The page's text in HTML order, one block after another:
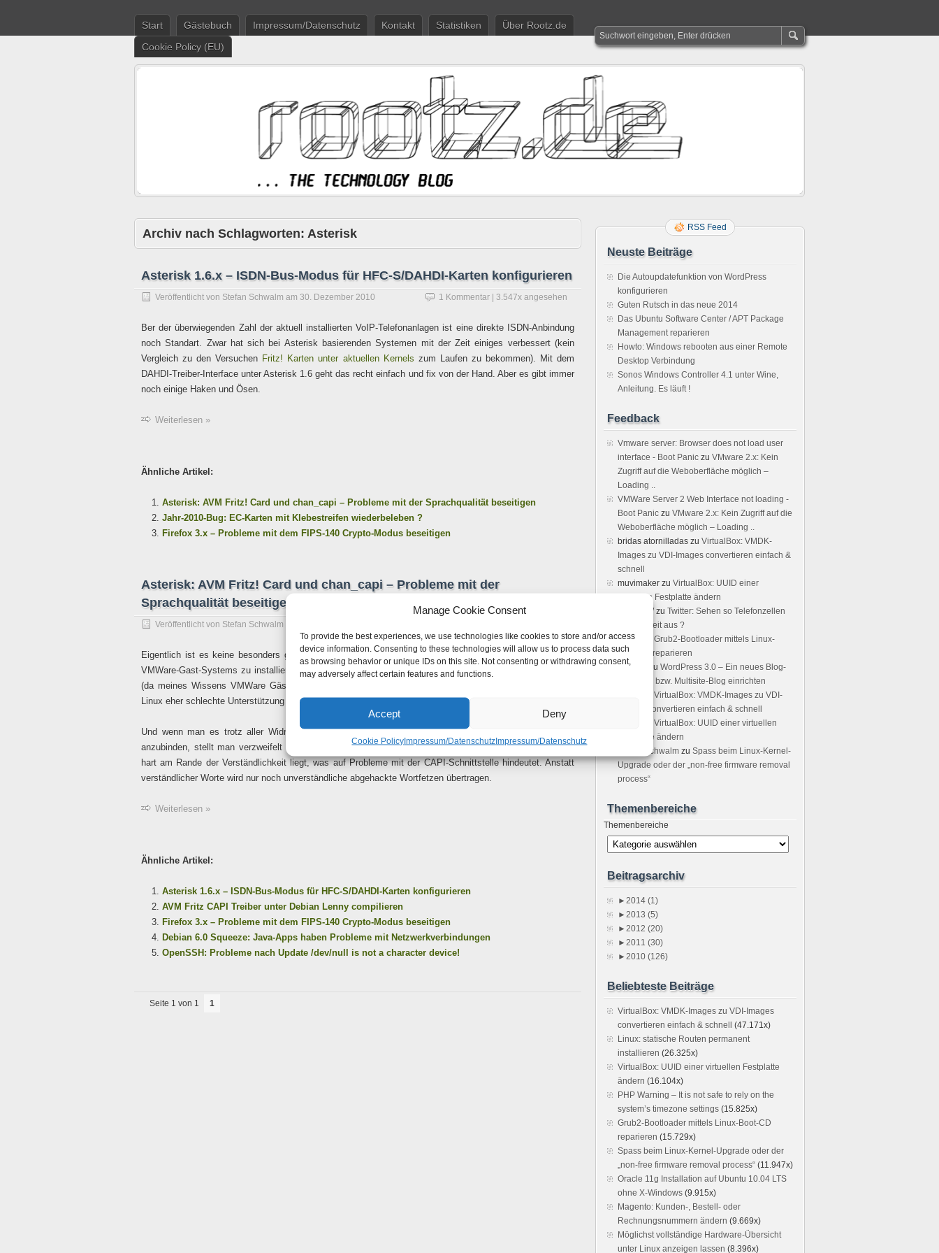
Manage Cookie Consent
To provide the best experiences, we use technologies like cookies to store and/or access
device information. Consenting to these technologies will allow us to process data such
as browsing behavior or unique IDs on this site. Not consenting or withdrawing consent,
may adversely affect certain features and functions.
Accept Deny
Cookie PolicyImpressum/DatenschutzImpressum/Datenschutz
Start Gästebuch Impressum/Datenschutz Kontakt Statistiken
Über Rootz.de
Cookie Policy (EU)
Archiv nach Schlagworten: Asterisk
Asterisk 1.6.x – ISDN-Bus-Modus für HFC-S/DAHDI-Karten konfigurieren
Veröffentlicht von Stefan Schwalm am 30. Dezember 2010 1 Kommentar | 3.547x angesehen
Ber der überwiegenden Zahl der aktuell installierten VoIP-Telefonanlagen ist eine direkte ISDN-Anbindung
noch Standart. Zwar hat sich bei Asterisk basierenden Systemen mit der Zeit einiges verbessert (kein
Vergleich zu den Versuchen Fritz! Karten unter aktuellen Kernels zum Laufen zu bekommen). Mit dem
DAHDI-Treiber-Interface unter Asterisk 1.6 geht das recht einfach und fix von der Hand. Aber es gibt immer
noch einige Haken und Ösen.
Weiterlesen »
Ähnliche Artikel:
Asterisk: AVM Fritz! Card und chan_capi – Probleme mit der Sprachqualität beseitigen
Jahr-2010-Bug: EC-Karten mit Klebestreifen wiederbeleben ?
Firefox 3.x – Probleme mit dem FIPS-140 Crypto-Modus beseitigen
Asterisk: AVM Fritz! Card und chan_capi – Probleme mit der
Sprachqualität beseitigen
Veröffentlicht von Stefan Schwalm
Eigentlich ist es keine besonders gute Idee einen auf Asterisk basierenden VoIP-Server innerhalb eines
VMWare-Gast-Systems zu installieren. Denn zum einen ist man da auf USB-ISDN-Hardware angewiesen
(da meines Wissens VMWare Gäste keinen Zugriff auf PCI-Karten eines Hosts haben) für die es unter
Linux eher schlechte Unterstützung im Bereich der CAPI oder mISDN-Treiber gibt.
Und wenn man es trotz aller Widrigkeiten geschafft hat Asterisk mittels chan_capi an das ISDN-Netz
anzubinden, stellt man verzweifelt fest das die Sprachqualität insbesondere bei FritzCard USB-Adaptern
hart am Rande der Verständlichkeit liegt, was auf Probleme mit der CAPI-Schnittstelle hindeutet. Anstatt
verständlicher Worte wird nur noch unverständliche abgehackte Wortfetzen übertragen.
Weiterlesen »
Ähnliche Artikel:
Asterisk 1.6.x – ISDN-Bus-Modus für HFC-S/DAHDI-Karten konfigurieren
AVM Fritz CAPI Treiber unter Debian Lenny compilieren
Firefox 3.x – Probleme mit dem FIPS-140 Crypto-Modus beseitigen
Debian 6.0 Squeeze: Java-Apps haben Probleme mit Netzwerkverbindungen
OpenSSH: Probleme nach Update /dev/null is not a character device!
Seite 1 von 1 1
RSS Feed
Neuste Beiträge
Die Autoupdatefunktion von WordPress
konfigurieren
Guten Rutsch in das neue 2014
Das Ubuntu Software Center / APT Package
Management reparieren
Howto: Windows rebooten aus einer Remote
Desktop Verbindung
Sonos Windows Controller 4.1 unter Wine,
Anleitung. Es läuft !
Feedback
Vmware server: Browser does not load user
interface - Boot Panic zu VMware 2.x: Kein
Zugriff auf die Weboberfläche möglich –
Loading ..
VMWare Server 2 Web Interface not loading -
Boot Panic zu VMware 2.x: Kein Zugriff auf die
Weboberfläche möglich – Loading ..
bridas atornilladas zu VirtualBox: VMDK-
Images zu VDI-Images convertieren einfach &
schnell
muvimaker zu VirtualBox: UUID einer
virtuellen Festplatte ändern
Kerstin W zu Twitter: Sehen so Telefonzellen
der Neuzeit aus ?
micha
Grub2-Bootloader mittels Linux-
Boot-CD reparieren
Hosting
zu WordPress 3.0 – Ein neues Blog-
Netzwerk bzw. Multisite-Blog einrichten
VirtualBox: VMDK-Images zu VDI-
Images convertieren einfach & schnell
VirtualBox: UUID einer virtuellen
Festplatte ändern
Stefan Schwalm zu Spass beim Linux-Kernel-
Upgrade oder der „non-free firmware removal
process“
Themenbereiche
Themenbereiche
Beitragsarchiv
►2014 (1)
►2013 (5)
►2012 (20)
►2011 (30)
►2010 (126)
Beliebteste Beiträge
VirtualBox: VMDK-Images zu VDI-Images
convertieren einfach & schnell
(47.171x)
Linux: statische Routen permanent
installieren (26.325x)
VirtualBox: UUID einer virtuellen Festplatte
ändern (16.104x)
PHP Warning – It is not safe to rely on the
system’s timezone settings (15.825x)
Grub2-Bootloader mittels Linux-Boot-CD
reparieren (15.729x)
Spass beim Linux-Kernel-Upgrade oder der
„non-free firmware removal process“ (11.947x)
Oracle 11g Installation auf Ubuntu 10.04 LTS
ohne X-Windows (9.915x)
Magento: Kunden-, Bestell- oder
Rechnungsnummern ändern (9.669x)
Möglichst vollständige Hardware-Übersicht
unter Linux anzeigen lassen (8.396x)